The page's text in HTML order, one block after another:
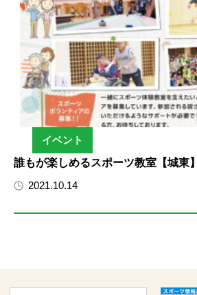
イベント
誰もが楽しめるスポーツ教室【城東】
2021.10.14